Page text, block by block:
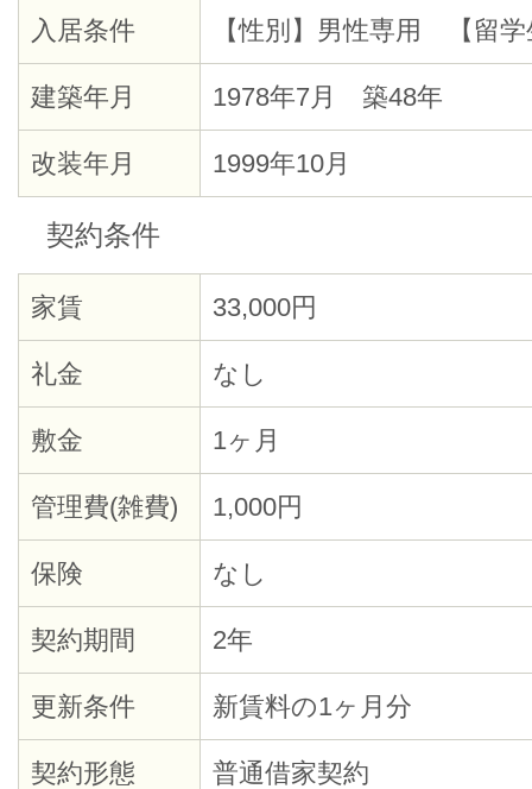
入居条件 【性別】男性専用 【留
建築年月 1978年7月 築48年
改装年月 1999年10月
契約条件
家賃 33,000円
礼金 なし
敷金 1ヶ月
管理費(雑費) 1,000円
保険 なし
契約期間 2年
更新条件 新賃料の1ヶ月分
契約形態 普通借家契約